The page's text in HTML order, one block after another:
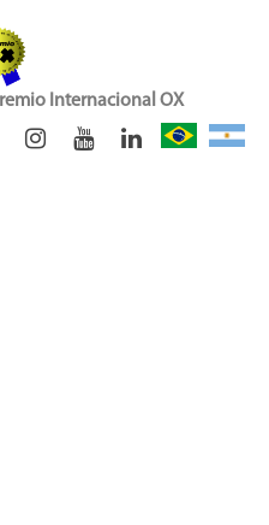
Internacional OX